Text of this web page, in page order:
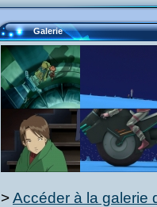
Galerie
>Accéder à la galerie